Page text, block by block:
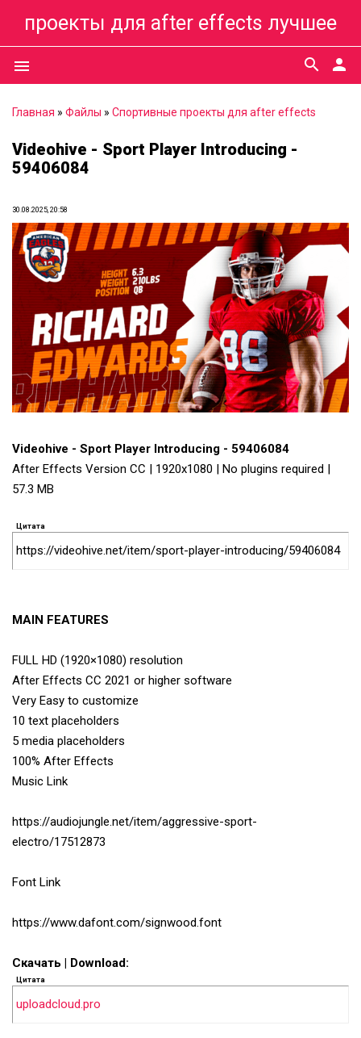
проекты для after effects лучшее
menu person
search
Главная » Файлы » Спортивные проекты для after effects
Videohive - Sport Player Introducing -
59406084
30.08.2025, 20:58
Videohive - Sport Player Introducing - 59406084
After Effects Version CC | 1920x1080 | No plugins required |
57.3 MB
Цитата
https://videohive.net/item/sport-player-introducing/59406084
MAIN FEATURES
FULL HD (1920×1080) resolution
After Effects CC 2021 or higher software
Very Easy to customize
10 text placeholders
5 media placeholders
100% After Effects
Music Link
https://audiojungle.net/item/aggressive-sport-
electro/17512873
Font Link
https://www.dafont.com/signwood.font
Скачать | Download:
Цитата
uploadcloud.pro